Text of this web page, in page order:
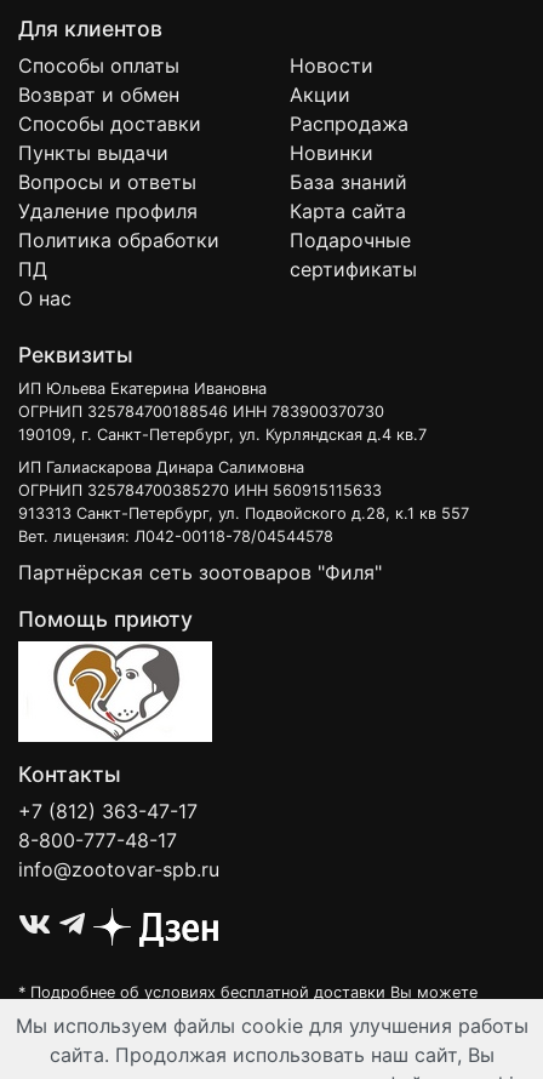
Для клиентов
Способы оплаты
Возврат и обмен
Способы доставки
Пункты выдачи
Вопросы и ответы
Удаление профиля
Политика обработки
ПД
О нас
Новости
Акции
Распродажа
Новинки
База знаний
Карта сайта
Подарочные
сертификаты
Реквизиты
ИП Юльева Екатерина Ивановна
ОГРНИП 325784700188546 ИНН 783900370730
190109, г. Санкт-Петербург, ул. Курляндская д.4 кв.7
ИП Галиаскарова Динара Салимовна
ОГРНИП 325784700385270 ИНН 560915115633
913313 Санкт-Петербург, ул. Подвойского д.28, к.1 кв 557
Вет. лицензия: Л042-00118-78/04544578
Партнёрская сеть зоотоваров "Филя"
Помощь приюту
Контакты
+7 (812) 363-47-17
8-800-777-48-17
info@zootovar-spb.ru
* Подробнее об условиях бесплатной доставки Вы можете
узнать на нашей
интерактивной карте
Интернет-зоомагазин "Филя". Контент на сайте предназначен для
лиц старше 16 лет. Все данные представленные на сайте
Мы используем файлы cookie для улучшения работы
сайта. Продолжая использовать наш сайт, Вы